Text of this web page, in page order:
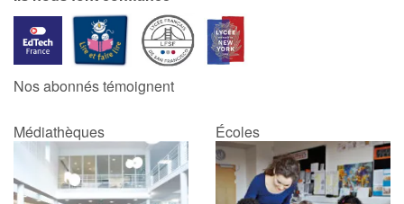
Nos abonnés témoignent
Médiathèques Écoles